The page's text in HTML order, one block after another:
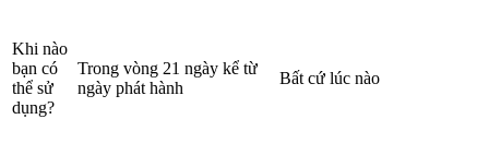
Khi nào
bạn có
thể sử
dụng?
Trong vòng 21 ngày kể từ
ngày phát hành
Bất cứ lúc nào